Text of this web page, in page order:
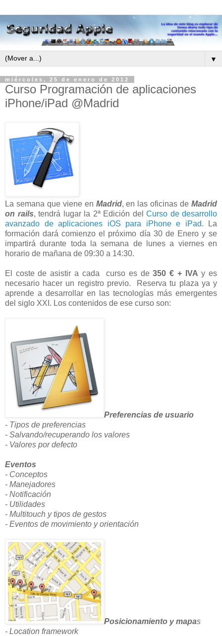
▼
miércoles, 25 de enero de 2012
Curso Programación de aplicaciones
iPhone/iPad @Madrid
La semana que viene en Madrid, en las oficinas de Madrid
on rails, tendrá lugar la 2ª Edición del Curso de desarrollo
avanzado de aplicaciones iOS para iPhone e iPad. La
formación dará comienzo el próximo día 30 de Enero y se
impartirá durante toda la semana de lunes a viernes en
horario de mañana de 09:30 a 14:30.
El coste de asistir a cada curso es de350 € + IVA y es
necesario hacer un registro previo. Reserva tu plaza ya y
aprende a desarrollar en las tecnologías más emergentes
del siglo XXI. Los contenidos de ese curso son:
Preferencias de usuario
- Tipos de preferencias
- Salvando/recuperando los valores
- Valores por defecto
Eventos
- Conceptos
- Manejadores
- Notificación
- Utilidades
- Multitouch y tipos de gestos
- Eventos de movimiento y orientación
Posicionamiento y mapas
- Location framework